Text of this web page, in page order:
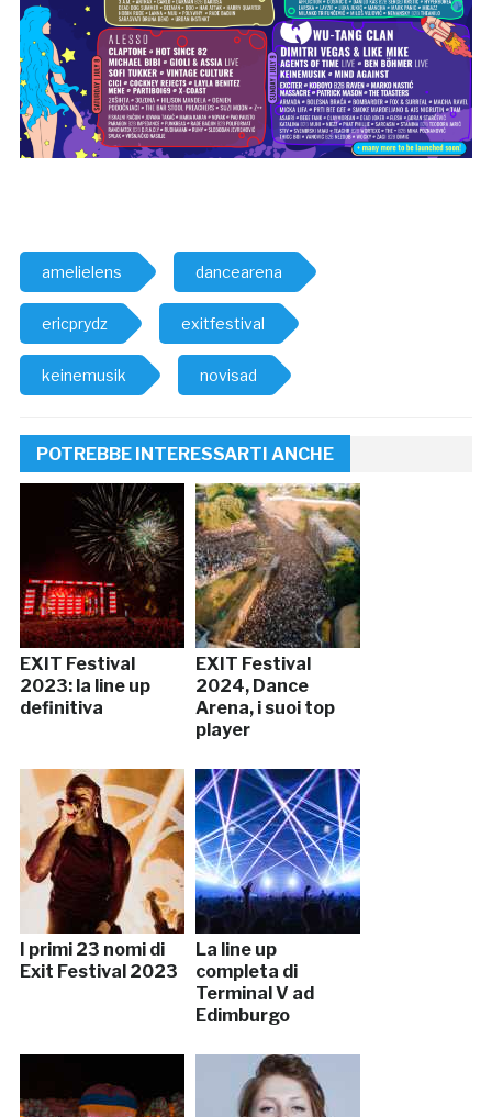
amelielens dancearena
ericprydz exitfestival
keinemusik novisad
POTREBBE INTERESSARTI ANCHE
EXIT Festival
2023: la line up
definitiva
EXIT Festival
2024, Dance
Arena, i suoi top
player
I primi 23 nomi di
Exit Festival 2023
La line up
completa di
Terminal V ad
Edimburgo